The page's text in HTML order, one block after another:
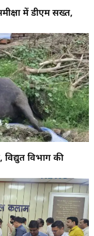
में डीएम सख्त,
विभाग की